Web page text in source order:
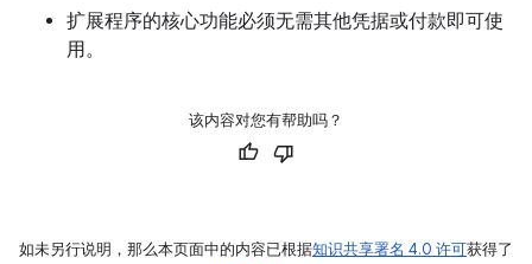
扩展程序的核心功能必须无需其他凭据或付款即可使
用。
该内容对您有帮助吗？
如未另行说明，那么本页面中的内容已根据知识共享署名 4.0 许可获得了